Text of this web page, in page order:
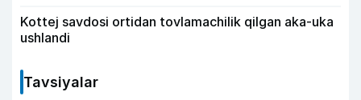
Kottej savdosi ortidan tovlamachilik qilgan aka-uka
ushlandi
Tavsiyalar